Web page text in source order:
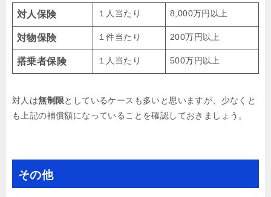
対人保険 １人当たり 8,000万円以上
対物保険 １件当たり 200万円以上
搭乗者保険 １人当たり 500万円以上
対人は無制限としているケースも多いと思いますが、少なくと
も上記の補償額になっていることを確認しておきましょう。
その他